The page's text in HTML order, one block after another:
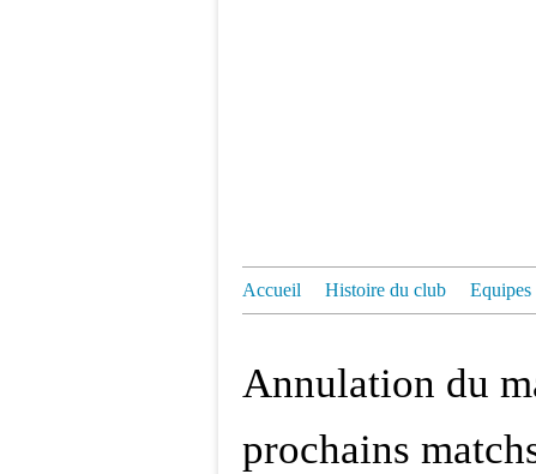
Accueil Histoire du club Equipes
Annulation du
prochains